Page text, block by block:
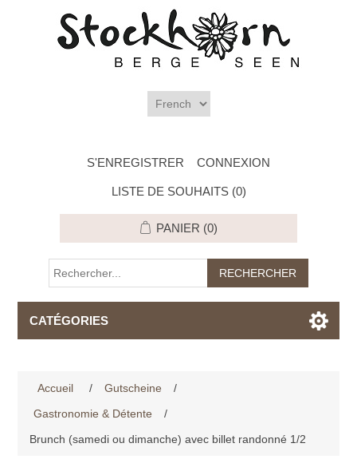
S'ENREGISTRER CONNEXION
LISTE DE SOUHAITS (0)
PANIER (0)
CATÉGORIES
Accueil / Gutscheine
/
Gastronomie & Détente
/
Brunch (samedi ou dimanche) avec billet randonné 1/2